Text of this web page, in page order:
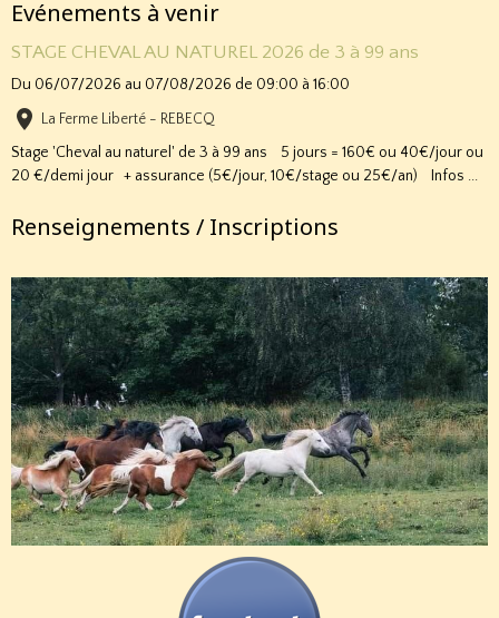
Evénements à venir
STAGE CHEVAL AU NATUREL 2026 de 3 à 99 ans
Du 06/07/2026 au 07/08/2026 de 09:00 à 16:00
La Ferme Liberté - REBECQ
Stage 'Cheval au naturel' de 3 à 99 ans 5 jours = 160€ ou 40€/jour ou
20 €/demi jour + assurance (5€/jour, 10€/stage ou 25€/an) Infos ...
Renseignements / Inscriptions